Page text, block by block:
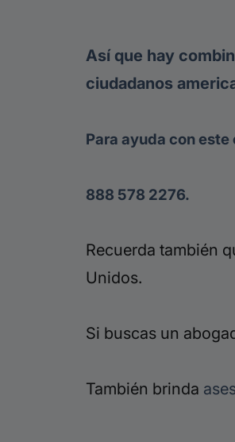
Así que hay
ciudadanos
Para ayuda con
888 578 2276.
Recuerda también
Unidos.
Si buscas un
También brinda